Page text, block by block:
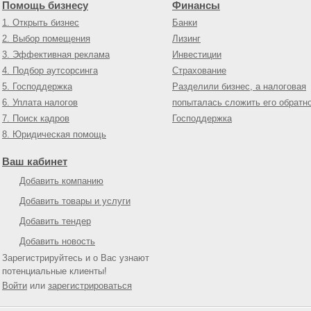
Помощь бизнесу
1. Открыть бизнес
2. Выбор помещения
3. Эффективная реклама
4. Подбор аутсорсинга
5. Господдержка
6. Уплата налогов
7. Поиск кадров
8. Юридическая помощь
Финансы
Банки
Лизинг
Инвестиции
Страхование
Разделили бизнес, а налоговая
попыталась сложить его
Господдержка
Ваш кабинет
Добавить компанию
Добавить товары и услуги
Добавить тендер
Добавить новость
Зарегистрируйтесь и о Вас узнают
потенциальные клиенты!
Войти или зарегистрироваться